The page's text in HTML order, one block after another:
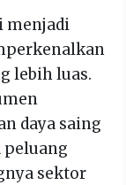
menjadi
lebih luas.
daya saing
peluang
sektor